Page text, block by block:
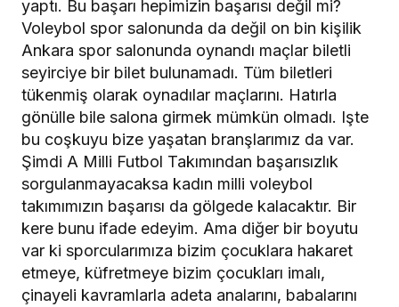
yaptı. Bu başarı hepimizin başarısı değil mi?
Voleybol spor salonunda da değil on bin kişilik
Ankara spor salonunda oynandı maçlar biletli
seyirciye bir bilet bulunamadı. Tüm biletleri
tükenmiş olarak oynadılar maçlarını. Hatırla
gönülle bile salona girmek mümkün olmadı. Işte
bu coşkuyu bize yaşatan branşlarımız da var.
Şimdi A Milli Futbol Takımından başarısızlık
sorgulanmayacaksa kadın milli voleybol
takımımızın başarısı da gölgede kalacaktır. Bir
kere bunu ifade edeyim. Ama diğer bir boyutu
var ki sporcularımıza bizim çocuklara hakaret
etmeye, küfretmeye bizim çocukları imalı,
çinayeli kavramlarla adeta analarını, babalarını